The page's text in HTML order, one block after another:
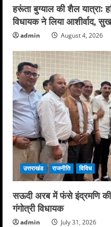
हरूंता बुग्याल की शैल यात्रा:
विधायक ने लिया आशीर्वाद,
admin August 4, 2026
उत्तराखंड राजनीति विविध
सऊदी अरब में फंसे इंद्रमणि की
गंगोत्री विधायक
admin July 31, 2026